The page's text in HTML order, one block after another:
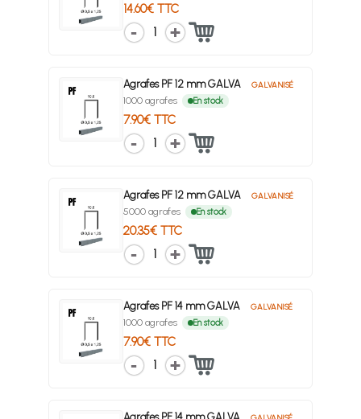
14.60€ TTC
1
Agrafes PF 12 mm GALVA GALVANISÉ
1000 agrafes En stock
7.90€ TTC
1
Agrafes PF 12 mm GALVA GALVANISÉ
5000 agrafes En stock
20.35€ TTC
1
Agrafes PF 14 mm GALVA GALVANISÉ
1000 agrafes En stock
7.90€ TTC
1